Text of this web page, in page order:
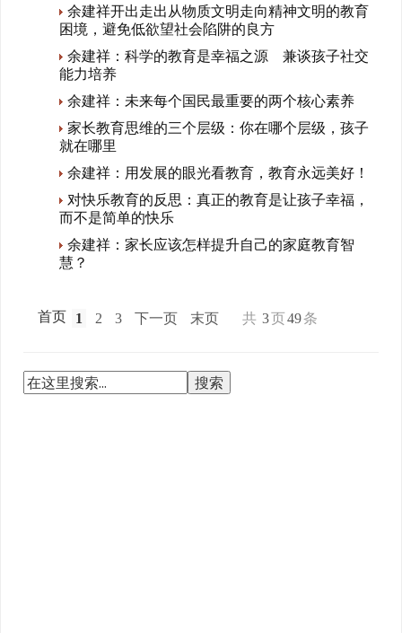
余建祥开出走出从物质文明走向精神文明的教育
困境，避免低欲望社会陷阱的良方
余建祥：科学的教育是幸福之源 兼谈孩子社交
能力培养
余建祥：未来每个国民最重要的两个核心素养
家长教育思维的三个层级：你在哪个层级，孩子
就在哪里
余建祥：用发展的眼光看教育，教育永远美好！
对快乐教育的反思：真正的教育是让孩子幸福，
而不是简单的快乐
余建祥：家长应该怎样提升自己的家庭教育智
慧？
首页 1 2 3 下一页 末页 共 3页49条